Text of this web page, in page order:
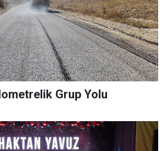
Grup Yolu